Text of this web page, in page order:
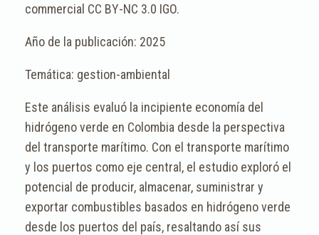
commercial CC BY-NC 3.0 IGO.
2025
gestion-ambiental
Este análisis evaluó la incipiente economía del
hidrógeno verde en Colombia desde la perspectiva
del transporte marítimo. Con el transporte marítimo
y los puertos como eje central, el estudio exploró el
potencial de producir, almacenar, suministrar y
exportar combustibles basados en hidrógeno verde
desde los puertos del país, resaltando así sus